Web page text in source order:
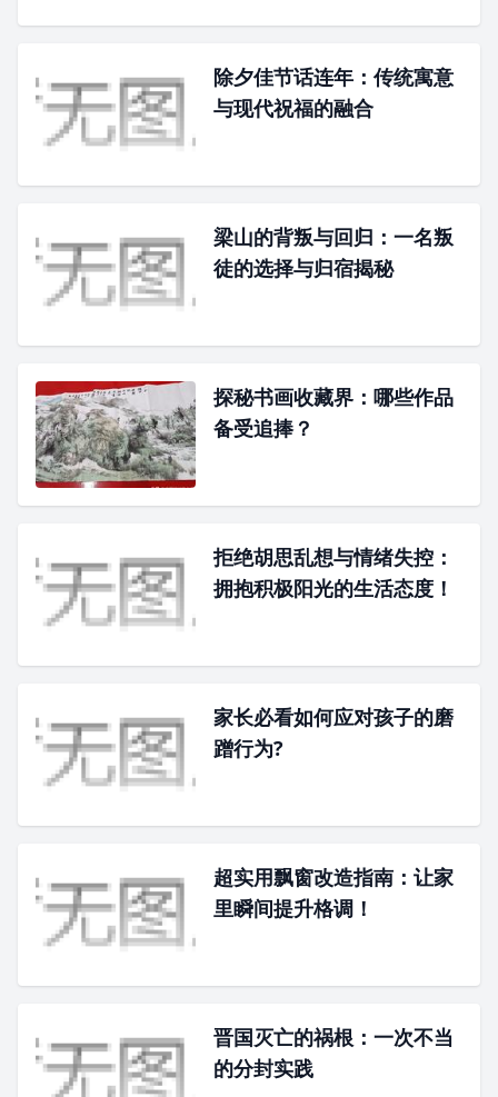
除夕佳节话连年：传统寓意
与现代祝福的融合
梁山的背叛与回归：一名叛
徒的选择与归宿揭秘
探秘书画收藏界：哪些作品
备受追捧？
拒绝胡思乱想与情绪失控：
拥抱积极阳光的生活态度！
家长必看如何应对孩子的磨
蹭行为?
超实用飘窗改造指南：让家
里瞬间提升格调！
晋国灭亡的祸根：一次不当
的分封实践